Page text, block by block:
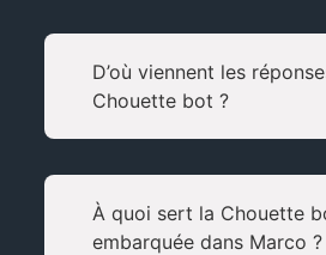
D’où viennent les
Chouette bot ?
À quoi sert la Chouette
embarquée dans Marco ?